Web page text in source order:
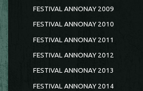
FESTIVAL ANNONAY 2009
FESTIVAL ANNONAY 2010
FESTIVAL ANNONAY 2011
FESTIVAL ANNONAY 2012
FESTIVAL ANNONAY 2013
FESTIVAL ANNONAY 2014